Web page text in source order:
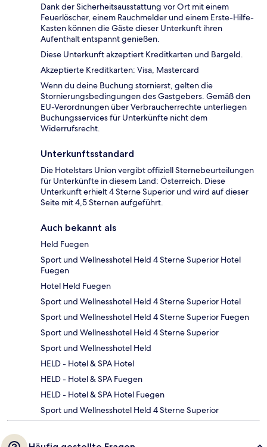
Dank der Sicherheitsausstattung vor Ort mit einem
Feuerlöscher, einem Rauchmelder und einem Erste-Hilfe-
Kasten können die Gäste dieser Unterkunft ihren
Aufenthalt entspannt genießen.
Diese Unterkunft akzeptiert Kreditkarten und Bargeld.
Akzeptierte Kreditkarten: Visa, Mastercard
Wenn du deine Buchung stornierst, gelten die
Stornierungsbedingungen des Gastgebers. Gemäß den
EU-Verordnungen über Verbraucherrechte unterliegen
Buchungsservices für Unterkünfte nicht dem
Widerrufsrecht.
Unterkunftsstandard
Die Hotelstars Union vergibt offiziell Sternebeurteilungen
für Unterkünfte in diesem Land: Österreich. Diese
Unterkunft erhielt 4 Sterne Superior und wird auf dieser
Seite mit 4,5 Sternen aufgeführt.
Auch bekannt als
Held Fuegen
Sport und Wellnesshotel Held 4 Sterne Superior Hotel
Fuegen
Hotel Held Fuegen
Sport und Wellnesshotel Held 4 Sterne Superior Hotel
Sport und Wellnesshotel Held 4 Sterne Superior Fuegen
Sport und Wellnesshotel Held 4 Sterne Superior
Sport und Wellnesshotel Held
HELD - Hotel & SPA Hotel
HELD - Hotel & SPA Fuegen
HELD - Hotel & SPA Hotel Fuegen
Sport und Wellnesshotel Held 4 Sterne Superior